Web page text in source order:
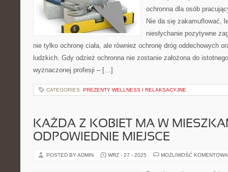
ochronna dla osób
Nie da się zakamuflować,
niesłychanie pozytywne
nie tylko ochronę ciała, ale również ochronę dróg oddechowych
ludzkich. Gdy odzież ochronna nie zostanie założona do
wyznaczonej profesji – […]
CATEGORIES: PREZENTY WELLNESS I RELAKSACYJNE
KAŻDA Z KOBIET MA W
ODPOWIEDNIE MIEJSCE
POSTED BY ADMIN WRZ - 27 - 2025 MOŻLIWOŚĆ